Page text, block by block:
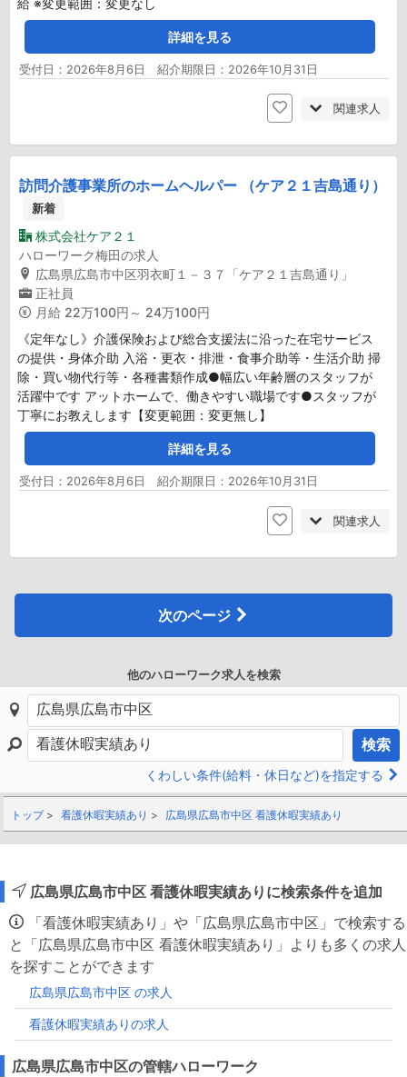
詳細を見る
受付日：2026年8月6日 紹介期限日：2026年10月31日
関連求人
訪問介護事業所のホームヘルパー （ケア２１吉島通り）
新着
株式会社ケア２１
ハローワーク梅田の求人
広島県広島市中区羽衣町１－３７「ケア２１吉島通り」
正社員
月給 22万100円～ 24万100円
《定年なし》介護保険および総合支援法に沿った在宅サービス
の提供・身体介助 入浴・更衣・排泄・食事介助等・生活介助 掃
除・買い物代行等・各種書類作成●幅広い年齢層のスタッフが
活躍中です アットホームで、働きやすい職場です●スタッフが
丁寧にお教えします【変更範囲：変更無し】
詳細を見る
受付日：2026年8月6日 紹介期限日：2026年10月31日
関連求人
次のページ
他のハローワーク求人を検索
検索
くわしい条件(給料・休日など)を指定する
トップ 看護休暇実績あり 広島県広島市中区 看護休暇実績あり
広島県広島市中区 看護休暇実績ありに検索条件を追加
「看護休暇実績あり」や「広島県広島市中区」で検索する
と「広島県広島市中区 看護休暇実績あり」よりも多くの求人
を探すことができます
広島県広島市中区 の求人
看護休暇実績ありの求人
広島県広島市中区の管轄ハローワーク